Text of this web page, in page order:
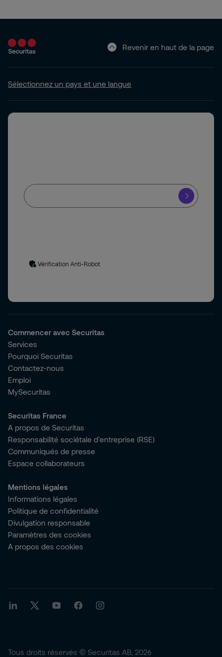
Revenir en haut de la page
Sélectionnez un pays et une langue
Vérification Anti-Robot
Commencer avec Securitas
Services
Pourquoi Securitas
Contactez-nous
Emploi
MySecuritas
Securitas France
A propos de Securitas
Responsabilité sociétale d’entreprise (RSE)
Communiqués de presse
Espace collaborateurs
Mentions légales
Informations légales
Politique de confidentialité
Divulgation responsable
Paramètres des cookies
A propos des cookies
Tous droits réservés © Securitas AB, 2026